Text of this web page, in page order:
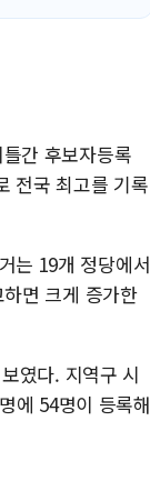
간 후보자등록
전국 최고를 기록
는 19개 정당에서
면 크게 증가한
였다. 지역구 시
에 54명이 등록해